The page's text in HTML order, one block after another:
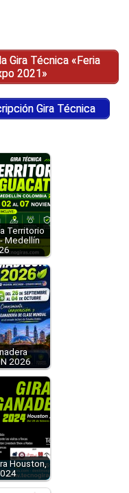
Gira Técnica «Feria
2021»
Gira Técnica
Territorio
Medellín
2026
Houston,